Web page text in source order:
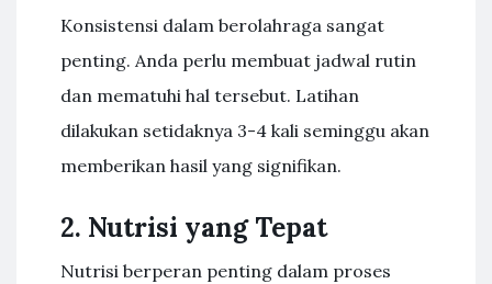
Konsistensi dalam berolahraga sangat
penting. Anda perlu membuat jadwal rutin
dan mematuhi hal tersebut. Latihan
dilakukan setidaknya 3-4 kali seminggu akan
memberikan hasil yang signifikan.
2. Nutrisi yang Tepat
Nutrisi berperan penting dalam proses